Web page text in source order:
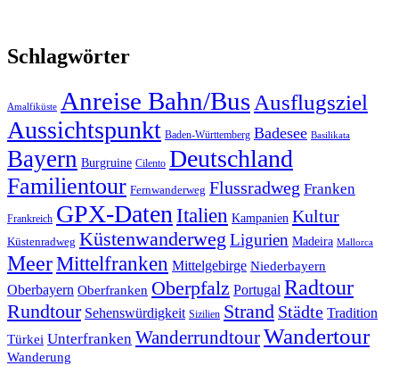
Schlagwörter
Amalfiküste Anreise Bahn/Bus Ausflugsziel
Aussichtspunkt Baden-Württemberg Badesee Basilikata
Bayern Burgruine Cilento Deutschland
Familientour Fernwanderweg Flussradweg Franken
Frankreich GPX-Daten Italien Kampanien Kultur
Küstenradweg Küstenwanderweg Ligurien Madeira Mallorca
MeerMittelfranken Mittelgebirge Niederbayern
Oberbayern Oberfranken Oberpfalz Portugal Radtour
Rundtour Sehenswürdigkeit Sizilien Strand Städte Tradition
Türkei Unterfranken WanderrundtourWandertour
Wanderung